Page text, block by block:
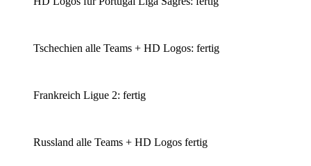
Tschechien alle Teams + HD Logos: fertig
Frankreich Ligue 2: fertig
Russland alle Teams + HD Logos fertig